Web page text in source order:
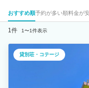
おすすめ順予約が多い順料金が
1件 1〜1件表示
貸別荘・コテージ